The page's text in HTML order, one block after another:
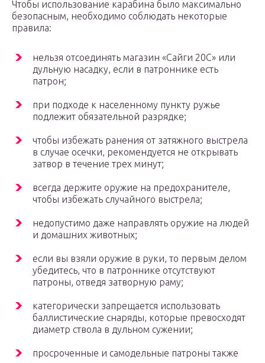
Чтобы использование карабина было максимально
безопасным, необходимо соблюдать некоторые
правила:
нельзя отсоединять магазин «Сайги 20С» или
дульную насадку, если в патроннике есть
патрон;
при подходе к населенному пункту ружье
подлежит обязательной разрядке;
чтобы избежать ранения от затяжного выстрела
в случае осечки, рекомендуется не открывать
затвор в течение трех минут;
всегда держите оружие на предохранителе,
чтобы избежать случайного выстрела;
недопустимо даже направлять оружие на людей
и домашних животных;
если вы взяли оружие в руки, то первым делом
убедитесь, что в патроннике отсутствуют
патроны, отведя затворную раму;
категорически запрещается использовать
баллистические снаряды, которые превосходят
диаметр ствола в дульном сужении;
просроченные и самодельные патроны также